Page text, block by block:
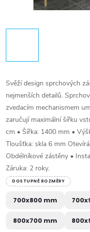
Svěží design sprchových
nejmenších detailů.
zvedacím mechanismem
zaručují maximální šířku
cm • Šířka: 1400 mm •
Tloušťka: skla 6 mm
Obdélníkové zástěny •
Záruka: 2 roky.
DOSTUPNÉ ROZMĚRY
700x800 mm
800x700 mm